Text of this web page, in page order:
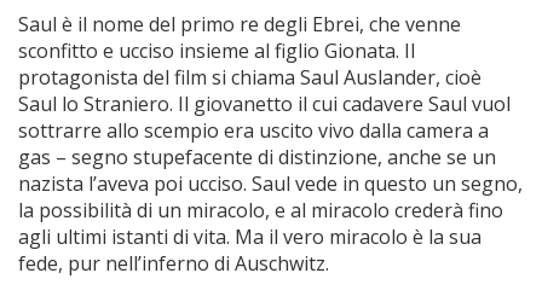
Saul è il nome del primo re degli Ebrei, che venne
sconfitto e ucciso insieme al figlio Gionata. Il
protagonista del film si chiama Saul Auslander, cioè
Saul lo Straniero. Il giovanetto il cui cadavere Saul vuol
sottrarre allo scempio era uscito vivo dalla camera a
gas – segno stupefacente di distinzione, anche se un
nazista l’aveva poi ucciso. Saul vede in questo un segno,
la possibilità di un miracolo, e al miracolo crederà fino
agli ultimi istanti di vita. Ma il vero miracolo è la sua
fede, pur nell’inferno di Auschwitz.